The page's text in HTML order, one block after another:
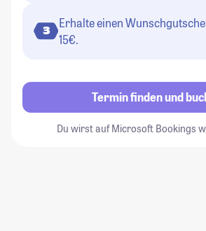
3
Erhalte einen
15€.
Termin finden und
Du wirst auf Microsoft Bookings